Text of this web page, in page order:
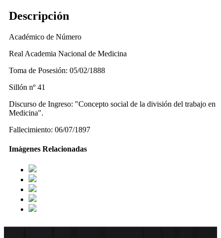
Descripción
Académico de Número
Real Academia Nacional de Medicina
Toma de Posesión: 05/02/1888
Sillón nº 41
Discurso de Ingreso: "Concepto social de la división del trabajo en
Medicina".
Fallecimiento: 06/07/1897
Imágenes Relacionadas